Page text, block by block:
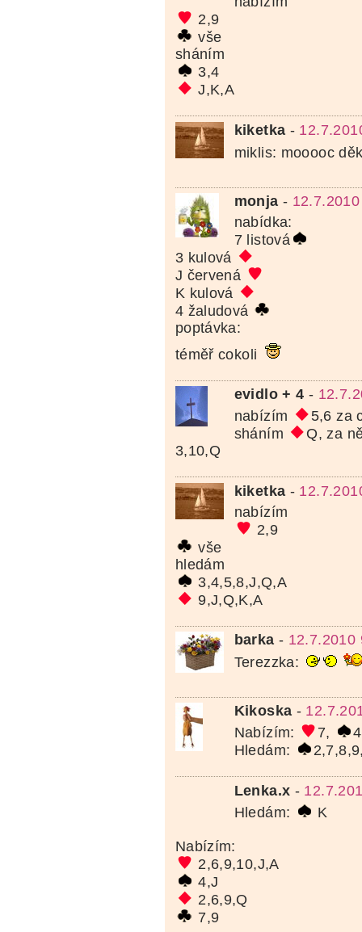
2,9
vše
sháním
3,4
J,K,A
kiketka -
miklis: mooooc
monja -
nabídka:
7 listová
3 kulová
J červená
K kulová
4 žaludová
poptávka:
téměř cokoli
evidlo + 4 -
nabízím
5,6 za
sháním
Q, za
3,10,Q
kiketka -
nabízím
2,9
vše
hledám
3,4,5,8,J,Q,A
9,J,Q,K,A
barka - 12.7.2010
Terezzka:
Kikoska -
Nabízím:
7,
Hledám:
Lenka.x -
Hledám:
K
Nabízím:
2,6,9,10,J,A
4,J
2,6,9,Q
7,9